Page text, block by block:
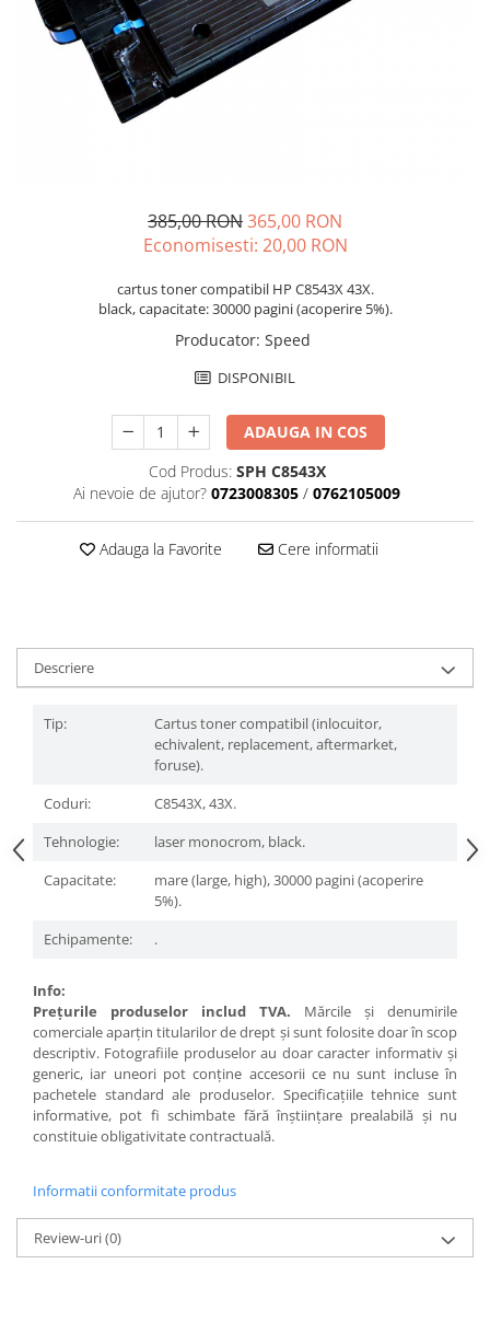
385,00 RON365,00 RON
Economisesti: 20,00 RON
cartus toner compatibil HP C8543X 43X.
black, capacitate: 30000 pagini (acoperire 5%).
Producator: Speed
DISPONIBIL
ADAUGA IN COS
Cod Produs: SPH C8543X
Ai nevoie de ajutor? 0723008305 / 0762105009
Adauga la Favorite Cere informatii
Descriere
Tip:
Cartus toner compatibil (inlocuitor,
echivalent, replacement, aftermarket,
foruse).
Coduri:
C8543X, 43X.
Tehnologie:
laser monocrom, black.
Capacitate:
mare (large, high), 30000 pagini (acoperire
5%).
Echipamente:
.
Info:
Preţurile produselor includ TVA. Mărcile şi denumirile
comerciale aparţin titularilor de drept şi sunt folosite doar în scop
descriptiv. Fotografiile produselor au doar caracter informativ şi
generic, iar uneori pot conţine accesorii ce nu sunt incluse în
pachetele standard ale produselor. Specificaţiile tehnice sunt
informative, pot fi schimbate fără înştiinţare prealabilă şi nu
constituie obligativitate contractuală.
Informatii conformitate produs
Review-uri(0)